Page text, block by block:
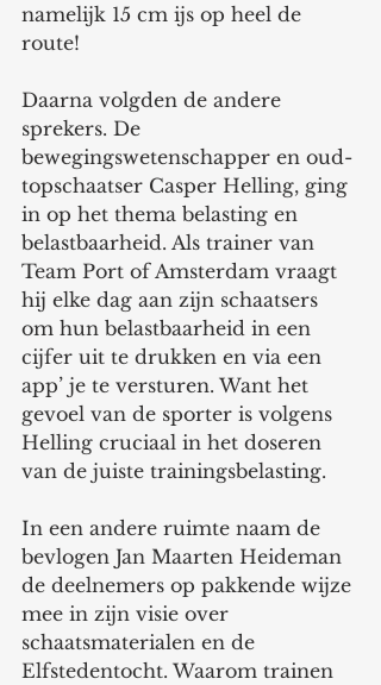
namelijk 15 cm ijs op heel de
route!
Daarna volgden de andere
sprekers. De
bewegingswetenschapper en oud-
topschaatser Casper Helling, ging
in op het thema belasting en
belastbaarheid. Als trainer van
Team Port of Amsterdam vraagt
hij elke dag aan zijn schaatsers
om hun belastbaarheid in een
cijfer uit te drukken en via een
app’ je te versturen. Want het
gevoel van de sporter is volgens
Helling cruciaal in het doseren
van de juiste trainingsbelasting.
In een andere ruimte naam de
bevlogen Jan Maarten Heideman
de deelnemers op pakkende wijze
mee in zijn visie over
schaatsmaterialen en de
Elfstedentocht. Waarom trainen